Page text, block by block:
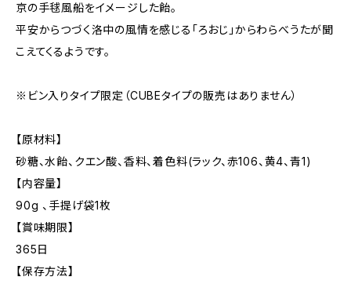
京の手毬風船をイメージした飴。
平安からつづく洛中の風情を感じる「ろおじ」からわらべうたが聞
こえてくるようです。
※ビン入りタイプ限定（CUBEタイプの販売はありません）
【原材料】
砂糖、水飴、クエン酸、香料、着色料(ラック、赤106、黄4、青1)
【内容量】
90g 、手提げ袋1枚
【賞味期限】
365日
【保存方法】